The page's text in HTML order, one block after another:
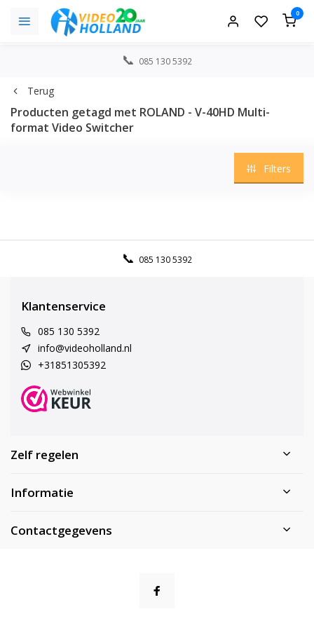
0
085 130 5392
Terug
Producten getagd met ROLAND - V-40HD Multi-
format Video Switcher
Filters
085 130 5392
Klantenservice
085 130 5392
info@videoholland.nl
+31851305392
Zelf regelen
Informatie
Contactgegevens